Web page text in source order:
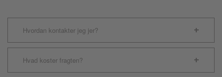
Hvordan kontakter jeg jer?
Hvad koster fragten?